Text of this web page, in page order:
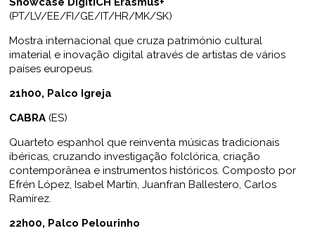
(PT/LV/EE/FI/GE/IT/HR/MK/SK)
Mostra internacional que cruza património cultural
imaterial e inovação digital através de artistas de vários
países europeus.
21h00, Palco Igreja
CABRA (ES)
Quarteto espanhol que reinventa músicas tradicionais
ibéricas, cruzando investigação folclórica, criação
contemporânea e instrumentos históricos. Composto por
Efrén López, Isabel Martín, Juanfran Ballestero, Carlos
Ramírez.
22h00, Palco Pelourinho